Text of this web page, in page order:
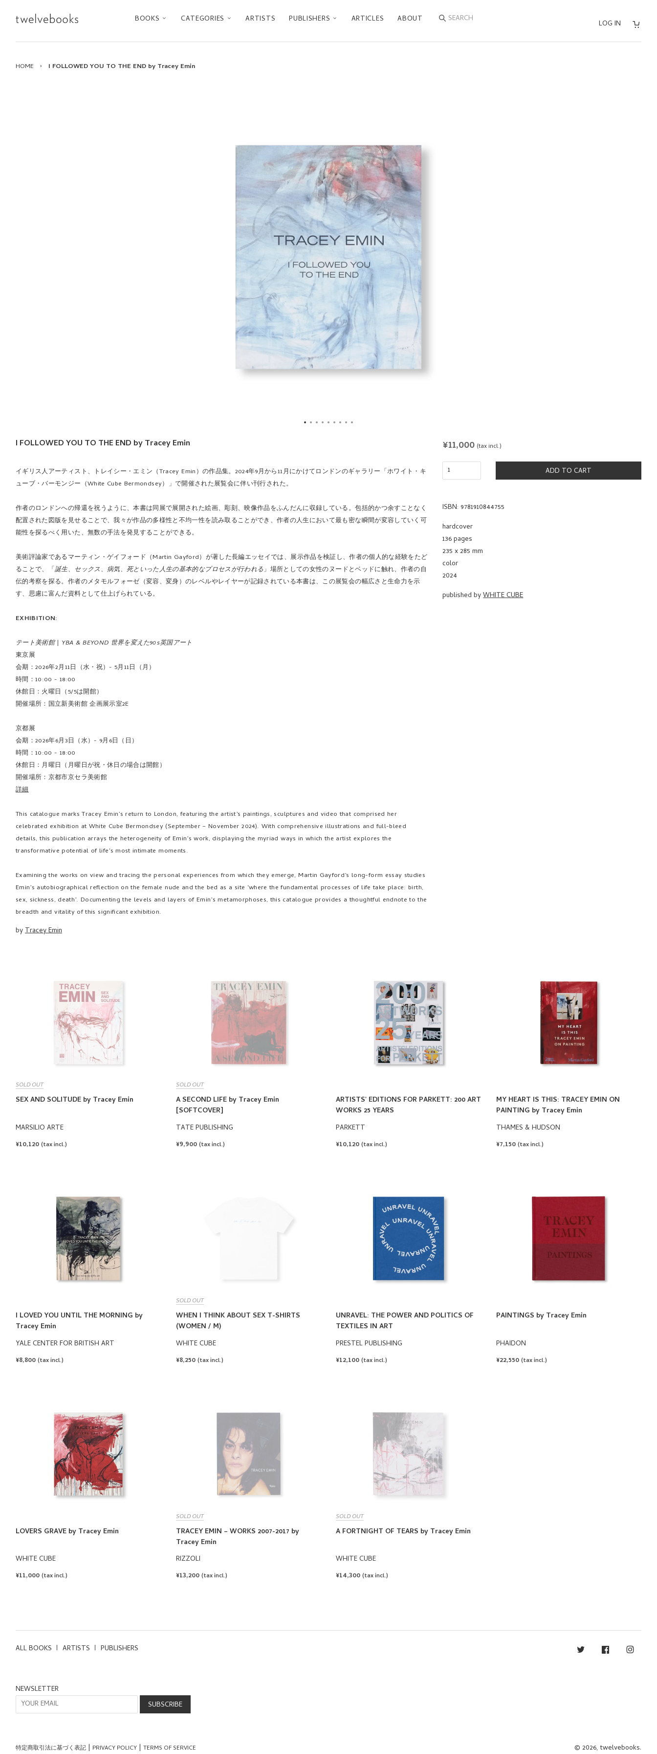
BOOKS CATEGORIES ARTISTS PUBLISHERS ARTICLES ABOUT SEARCH
LOG IN
HOME › I FOLLOWED YOU TO THE END by Tracey Emin
I FOLLOWED YOU TO THE END by Tracey Emin
イギリス人アーティスト、トレイシー・エミン（Tracey Emin）の作品集。2024年9月から11月にかけてロンドンのギャラリー「ホワイト・キ
ューブ・バーモンジー（White Cube Bermondsey）」で開催された展覧会に伴い刊行された。
作者のロンドンへの帰還を祝うように、本書は同展で展開された絵画、彫刻、映像作品をふんだんに収録している。包括的かつ余すことなく
配置された図版を見せることで、我々が作品の多様性と不均一性を読み取ることができ、作者の人生において最も密な瞬間が変容していく可
能性を探るべく用いた、無数の手法を発見することができる。
美術評論家であるマーティン・ゲイフォード（Martin Gayford）が著した長編エッセイでは、展示作品を検証し、作者の個人的な経験をたど
ることで、「誕生、セックス、病気、死といった人生の基本的なプロセスが行われる」 場所としての女性のヌードとベッドに触れ、作者の自
伝的考察を探る。作者のメタモルフォーゼ（変容、変身）のレベルやレイヤーが記録されている本書は、この展覧会の幅広さと生命力を示
す、思慮に富んだ資料として仕上げられている。
EXHIBITION:
テート美術館 | YBA & BEYOND 世界を変えた90s英国アート
東京展
会期：2026年2月11日（水・祝）- 5月11日（月）
時間：10:00 - 18:00
休館日：火曜日（5/5は開館）
開催場所：国立新美術館 企画展示室2E
京都展
会期：2026年6月3日（水）- 9月6日（日）
時間：10:00 - 18:00
休館日：月曜日（月曜日が祝・休日の場合は開館）
開催場所：京都市京セラ美術館
詳細
This catalogue marks Tracey Emin’s return to London, featuring the artist’s paintings, sculptures and video that comprised her
celebrated exhibition at White Cube Bermondsey (September – November 2024). With comprehensive illustrations and full-bleed
details, this publication arrays the heterogeneity of Emin’s work, displaying the myriad ways in which the artist explores the
transformative potential of life’s most intimate moments.
Examining the works on view and tracing the personal experiences from which they emerge, Martin Gayford’s long-form essay studies
Emin’s autobiographical reflection on the female nude and the bed as a site ‘where the fundamental processes of life take place: birth,
sex, sickness, death’. Documenting the levels and layers of Emin’s metamorphoses, this catalogue provides a thoughtful endnote to the
breadth and vitality of this significant exhibition.
byTracey Emin
REGULAR
¥11,000 (tax incl.)
ADD TO CART
ISBN: 9781910844755
hardcover
136 pages
235 x 285 mm
color
2024
published byWHITE CUBE
SOLD OUT
SEX AND SOLITUDE by Tracey Emin
MARSILIO ARTE
REGULAR
¥10,120 (tax incl.)
SOLD OUT
A SECOND LIFE by Tracey Emin
[SOFTCOVER]
TATE PUBLISHING
REGULAR
¥9,900 (tax incl.)
ARTISTS' EDITIONS FOR PARKETT: 200 ART
WORKS 25 YEARS
PARKETT
REGULAR
¥10,120 (tax incl.)
MY HEART IS THIS: TRACEY EMIN ON
PAINTING by Tracey Emin
THAMES & HUDSON
REGULAR
¥7,150 (tax incl.)
I LOVED YOU UNTIL THE MORNING by
Tracey Emin
YALE CENTER FOR BRITISH ART
REGULAR
¥8,800 (tax incl.)
SOLD OUT
WHEN I THINK ABOUT SEX T-SHIRTS
(WOMEN / M)
WHITE CUBE
REGULAR
¥8,250 (tax incl.)
UNRAVEL: THE POWER AND POLITICS OF
TEXTILES IN ART
PRESTEL PUBLISHING
REGULAR
¥12,100 (tax incl.)
PAINTINGS by Tracey Emin
PHAIDON
REGULAR
¥22,550 (tax incl.)
LOVERS GRAVE by Tracey Emin
WHITE CUBE
REGULAR
¥11,000 (tax incl.)
SOLD OUT
TRACEY EMIN – WORKS 2007-2017 by
Tracey Emin
RIZZOLI
REGULAR
¥13,200 (tax incl.)
SOLD OUT
A FORTNIGHT OF TEARS by Tracey Emin
WHITE CUBE
REGULAR
¥14,300 (tax incl.)
ALL BOOKS ARTISTS PUBLISHERS Twitter Facebook
NEWSLETTER
特定商取引法に基づく表記 PRIVACY POLICY TERMS OF SERVICE © 2026, twelvebooks.